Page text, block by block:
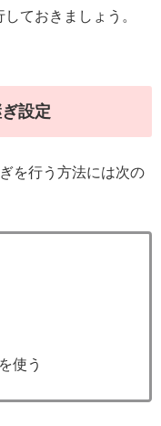
ておきましょう。
設定
ぎを行う方法には次の
使う